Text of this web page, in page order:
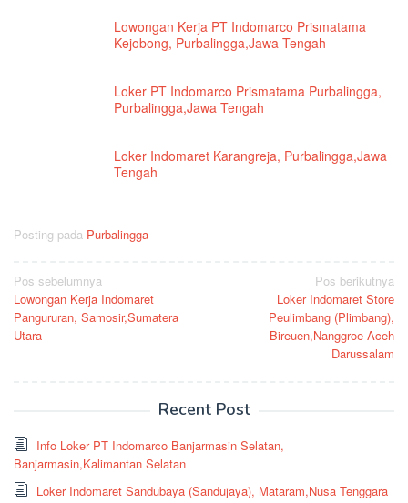
Lowongan Kerja PT Indomarco Prismatama
Kejobong, Purbalingga,Jawa Tengah
Loker PT Indomarco Prismatama Purbalingga,
Purbalingga,Jawa Tengah
Loker Indomaret Karangreja, Purbalingga,Jawa
Tengah
Posting pada Purbalingga
Navigasi
pos
Pos sebelumnya
Lowongan Kerja Indomaret
Pangururan, Samosir,Sumatera
Utara
Pos berikutnya
Loker Indomaret Store
Peulimbang (Plimbang),
Bireuen,Nanggroe Aceh
Darussalam
Recent Post
Info Loker PT Indomarco Banjarmasin Selatan,
Banjarmasin,Kalimantan Selatan
Loker Indomaret Sandubaya (Sandujaya), Mataram,Nusa Tenggara